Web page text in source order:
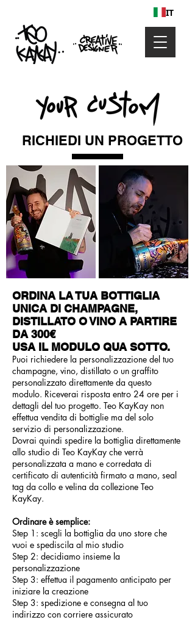
RICHIEDI UN PROGETTO
ORDINA LA TUA BOTTIGLIA
UNICA DI CHAMPAGNE,
DISTILLATO O VINO A PARTIRE
DA 300€
​USA IL MODULO QUA SOTTO.
Puoi richiedere la personalizzazione del tuo
champagne, vino, distillato o un graffito
personalizzato direttamente da questo
modulo. Riceverai risposta entro 24 ore per i
dettagli del tuo progetto. Teo KayKay non
effettua vendita di bottiglie ma del solo
servizio di personalizzazione.
Dovrai quindi spedire la bottiglia direttamente
allo studio di Teo KayKay che verrà
personalizzata a mano e corredata di
certificato di autenticità firmato a mano, seal
tag da collo e velina da collezione Teo
KayKay.
Ordinare è semplice:
Step 1: scegli la bottiglia da uno store che
vuoi e spediscila al mio studio
Step 2: decidiamo insieme la
personalizzazione
Step 3: effettua il pagamento anticipato per
iniziare la creazione
Step 3: spedizione e consegna al tuo
indirizzo con corriere assicurato
IT